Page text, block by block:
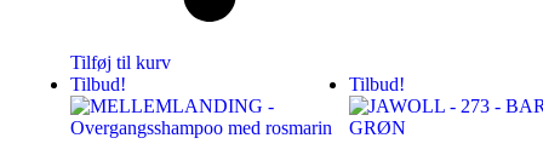
Tilføj til kurv
Tilbud! Tilbud!